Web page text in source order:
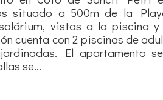
situado a 500m de la
vistas a la piscina
cuenta con 2 piscinas de
El apartamento
se...